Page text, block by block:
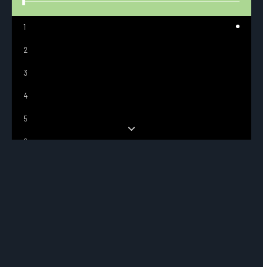
1
2
3
4
5
6